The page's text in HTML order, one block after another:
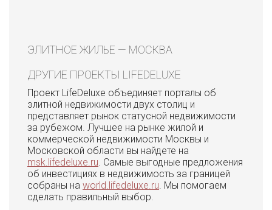
ЭЛИТНОЕ ЖИЛЬЕ — МОСКВА
ДРУГИЕ ПРОЕКТЫ LIFEDELUXE
Проект LifeDeluxe объединяет порталы об
элитной недвижимости двух столиц и
представляет рынок статусной недвижимости
за рубежом. Лучшее на рынке жилой и
коммерческой недвижимости Москвы и
Московской области вы найдете на
msk.lifedeluxe.ru. Самые выгодные предложения
об инвестициях в недвижимость за границей
собраны на world.lifedeluxe.ru. Мы помогаем
сделать правильный выбор.